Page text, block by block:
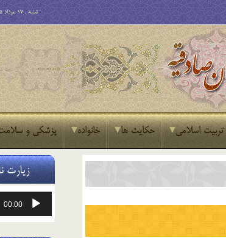
شنبه , 17 مرداد 1405
اسلامی حکایت ها خانواده پزشکی و
زیارت
پخش‌کننده
00:00